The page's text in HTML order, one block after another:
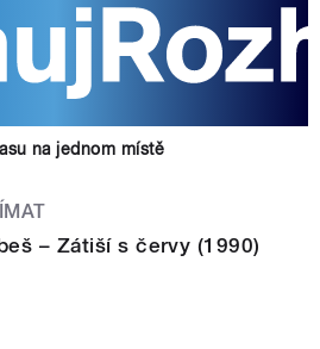
na jednom místě
– Zátiší s červy (1990)